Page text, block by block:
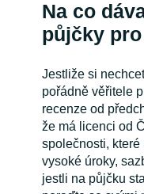
Na co
půjčky
Jestliže si
pořádně věřitele
recenze od
že má licenci od
společnosti,
vysoké úroky,
jestli na půjčku